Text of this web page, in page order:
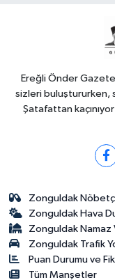
Ereğli Önder
sizleri buluştururken,
Şatafattan
Zonguldak
Zonguldak Hava
Zonguldak Namaz
Zonguldak Trafik
Puan Durumu ve
Tüm Manşetler